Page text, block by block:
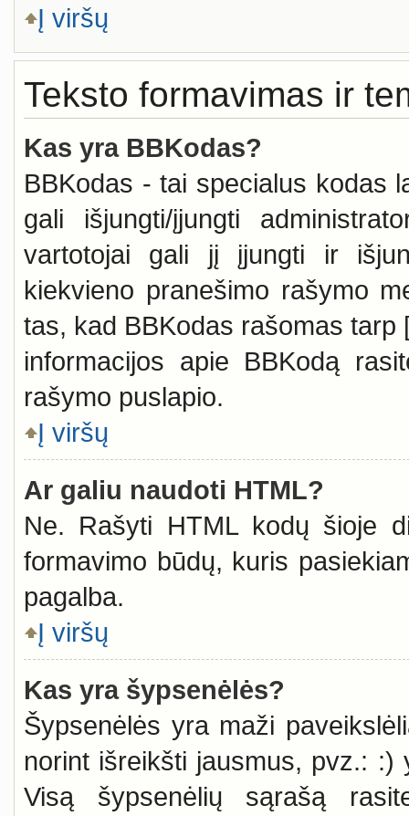
Į viršų
Teksto formavimas ir
Kas yra BBKodas?
BBKodas - tai specialus kodas
gali išjungti/įjungti
vartotojai gali jį įjungti ir
kiekvieno pranešimo rašymo
tas, kad BBKodas rašomas
informacijos apie BBKodą
rašymo puslapio.
Į viršų
Ar galiu naudoti HTML?
Ne. Rašyti HTML kodų šioje
formavimo būdų, kuris
pagalba.
Į viršų
Kas yra šypsenėlės?
Šypsenėlės yra maži
norint išreikšti jausmus, pvz.:
Visą šypsenėlių sąrašą